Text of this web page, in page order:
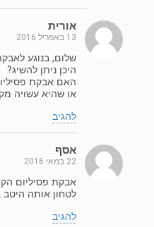
אורית
13 באפריל 2016
שלום, בנוגע
היכן ניתן להשיג?
האם אבקת
או שהיא עשויה
להגיב
אסף
22 במאי 2016
אבקת פסיליום
לטחון אותה
להגיב